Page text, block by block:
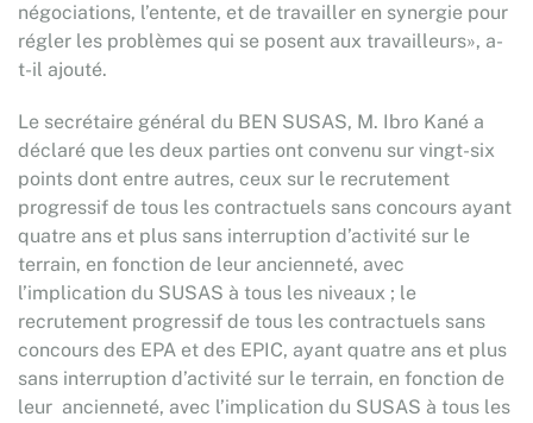
négociations, l’entente, et de travailler en synergie pour
régler les problèmes qui se posent aux travailleurs», a-
t-il ajouté.
Le secrétaire général du BEN SUSAS, M. Ibro Kané a
déclaré que les deux parties ont convenu sur vingt-six
points dont entre autres, ceux sur le recrutement
progressif de tous les contractuels sans concours ayant
quatre ans et plus sans interruption d’activité sur le
terrain, en fonction de leur ancienneté, avec
l’implication du SUSAS à tous les niveaux ; le
recrutement progressif de tous les contractuels sans
concours des EPA et des EPIC, ayant quatre ans et plus
sans interruption d’activité sur le terrain, en fonction de
leur ancienneté, avec l’implication du SUSAS à tous les